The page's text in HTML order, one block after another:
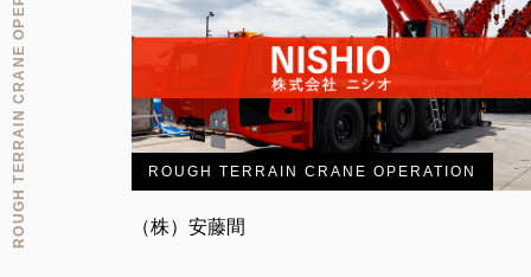
ROUGH TERRAIN CRANE OPERATION ROUGH TERRAIN CRANE OPERATION
（株）安藤間